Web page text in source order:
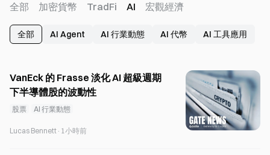
全部 加密貨幣 TradFi AI 宏觀經濟
全部 AI Agent AI 行業動態 AI 代幣 AI 工具應用
VanEck 的 Frasse 淡化 AI 超級週期
下半導體股的波動性
股票 AI 行業動態
Lucas Bennett · 1小時前